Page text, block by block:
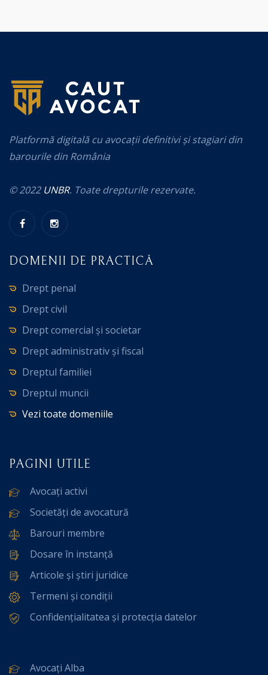
Platformă digitală cu avocații definitivi și stagiari din
barourile din România
© 2022 UNBR. Toate drepturile rezervate.
DOMENII DE PRACTICĂ
Drept penal
Drept civil
Drept comercial și societar
Drept administrativ și fiscal
Dreptul familiei
Dreptul muncii
Vezi toate domeniile
PAGINI UTILE
Avocați activi
Societăți de avocatură
Barouri membre
Dosare în instanță
Articole și știri juridice
Termeni și condiții
Confidențialitatea și protecția datelor
Avocați Alba